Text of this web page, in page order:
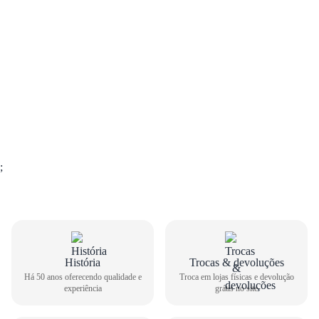
GUIA DE TAMANHOS
;
História
Há 50 anos oferecendo qualidade e
experiência
Trocas & devoluções
Troca em lojas físicas e devolução
grátis no site